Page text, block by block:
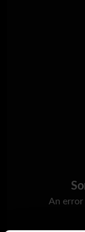
An error